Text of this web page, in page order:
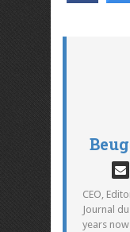
CEO,
Journal
years now